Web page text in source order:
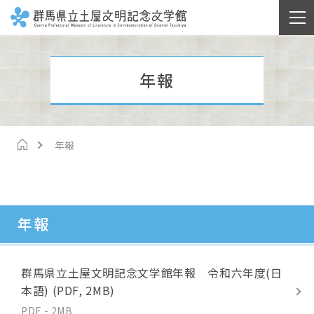
年報
年報
年報
群馬県立土屋文明記念文学館年報 令和六年度(日
本語) (PDF, 2MB)
PDF - 2MB